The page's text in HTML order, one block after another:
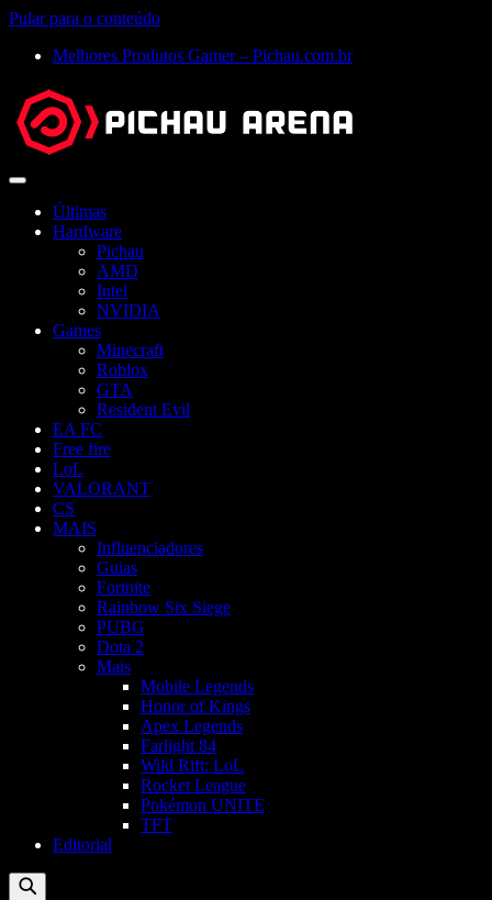
Pular para o conteúdo
Melhores Produtos Gamer – Pichau.com.br
Abrir
Últimas
Hardware
Pichau
AMD
Intel
NVIDIA
Games
Minecraft
Roblox
GTA
Resident Evil
EA FC
Free fire
LoL
VALORANT
CS
MAIS
Influenciadores
Guias
Fortnite
Rainbow Six Siege
PUBG
Dota 2
Mais
Mobile Legends
Honor of Kings
Apex Legends
Farlight 84
Wild Rift: LoL
Rocket League
Pokémon UNITE
TFT
Editorial
Buscar